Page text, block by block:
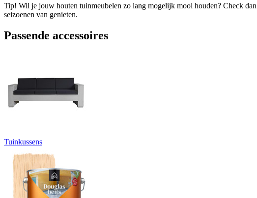
Tip! Wil je jouw houten tuinmeubelen zo lang mogelijk mooi houden? Check
seizoenen van genieten.
Passende accessoires
Tuinkussens